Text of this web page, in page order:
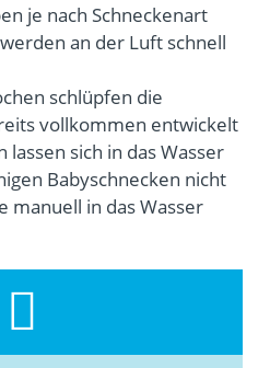
je nach Schneckenart
an der Luft schnell
schlüpfen die
vollkommen entwickelt
lassen sich in das Wasser
Babyschnecken nicht
manuell in das Wasser